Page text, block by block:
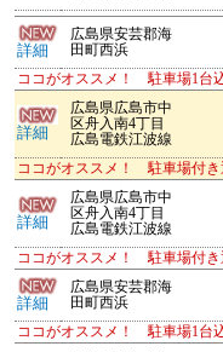
詳細
広島県安芸郡海
田町西浜
ココがオススメ！ 駐車場1台
詳細
広島県広島市中
区舟入南4丁目
広島電鉄江波線
ココがオススメ！ 駐車場付き
詳細
広島県広島市中
区舟入南4丁目
広島電鉄江波線
ココがオススメ！ 駐車場付き
詳細
広島県安芸郡海
田町西浜
ココがオススメ！ 駐車場1台